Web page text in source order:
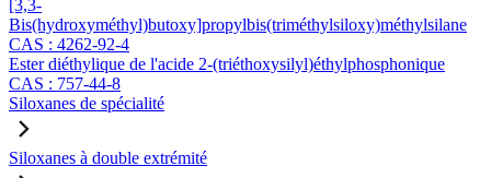
[3,3-
Bis(hydroxyméthyl)butoxy]propylbis(triméthylsiloxy)méthylsilane
CAS : 4262-92-4
Ester diéthylique de l'acide 2-(triéthoxysilyl)éthylphosphonique
CAS : 757-44-8
Siloxanes de spécialité
Siloxanes à double extrémité